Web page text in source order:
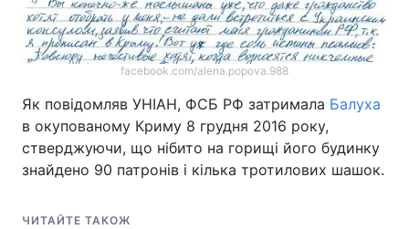
facebook.com/alena.popova.988
Як повідомляв УНІАН, ФСБ РФ затримала Балуха
в окупованому Криму 8 грудня 2016 року,
стверджуючи, що нібито на горищі його будинку
знайдено 90 патронів і кілька тротилових шашок.
ЧИТАЙТЕ ТАКОЖ